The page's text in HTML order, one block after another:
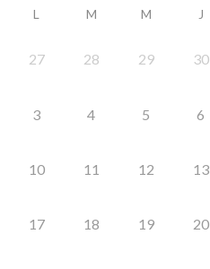
L M M J
27 28 29 30
3 4 5 6
10 11 12 13
17 18 19 20